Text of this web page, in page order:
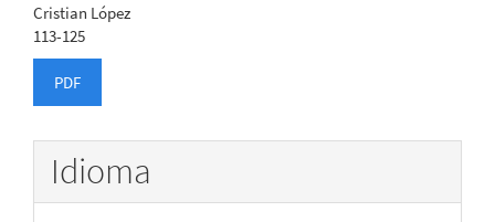
Cristian López
113-125
PDF
Idioma